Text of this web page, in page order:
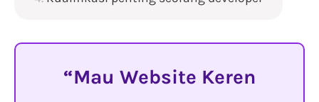
Mau Website Keren